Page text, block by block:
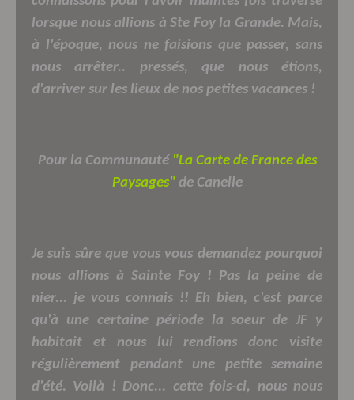
lorsque nous allions à Ste Foy la Grande. Mais,
à l'époque, nous ne faisions que passer, sans
nous arrêter.. pressés, que nous étions,
d'arriver sur les lieux de nos petites vacances !
Pour la Communauté "La Carte de France des
Paysages"de Canelle
Je suis sûre que vous vous demandez pourquoi
nous allions à Sainte Foy ! Pas la peine de
nier... je vous connais !! Eh bien, c'est parce
qu'à une certaine période la soeur de JF y
habitait et nous lui rendions donc visite
régulièrement pendant une petite semaine
d'été. Voilà ! Donc... cette fois-ci, nous nous